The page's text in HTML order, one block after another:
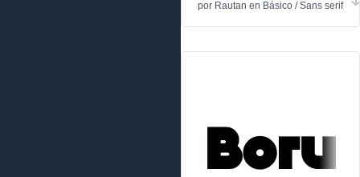
por Rautan en Básico /Sans serif